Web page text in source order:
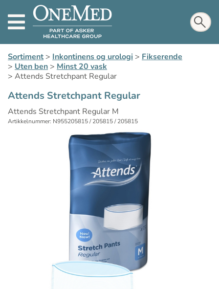
Sortiment> Inkontinens og urologi> Fikserende
> Uten ben> Minst 20 vask
> Attends Stretchpant Regular
Attends Stretchpant Regular
Attends Stretchpant Regular M
Artikkelnummer: N955205815 / 205815 / 205815